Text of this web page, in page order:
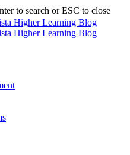
to search or ESC to close